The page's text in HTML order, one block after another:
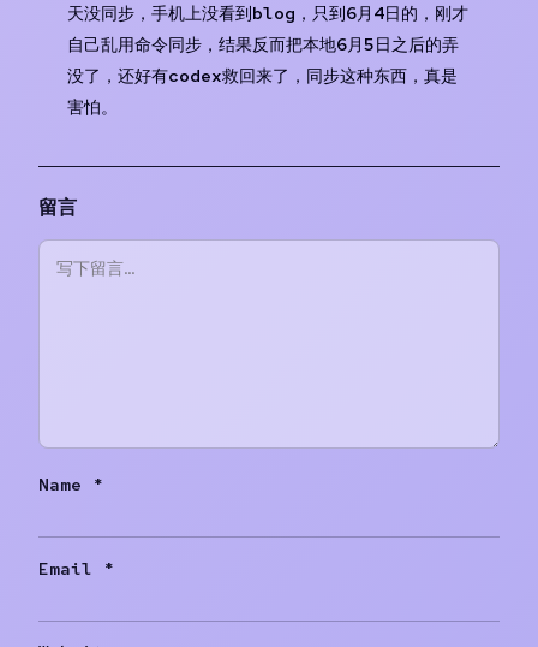
天没同步，手机上没看到blog，只到6月4日的，刚才
自己乱用命令同步，结果反而把本地6月5日之后的弄
没了，还好有codex救回来了，同步这种东西，真是
害怕。
留言
Name *
Email *